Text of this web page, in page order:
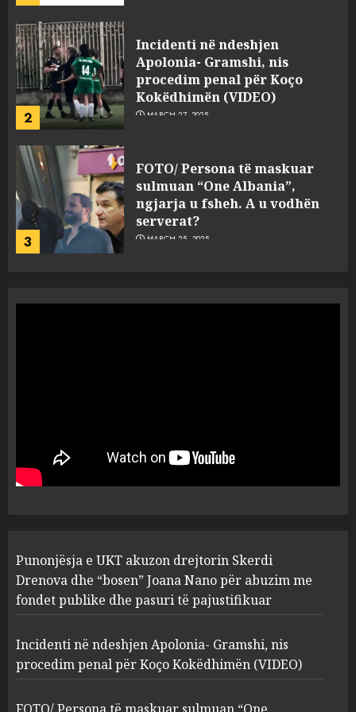
3
FOTO/ Persona të maskuar
sulmuan “One Albania”,
ngjarja u fsheh. A u vodhën
serverat?
MARCH 25, 2025
4
Prokuroria jep pretencën, ja
çfarë dënimi kërkon për
Mariela dhe Antonela
Berishën
MARCH 25, 2025
1
“bosen” Joana Nano për
abuzim me fondet publike dhe
pasuri të pajustifikuar
2
Apolonia- Gramshi, nis
procedim penal për Koço
Kokëdhimën (VIDEO)
MARCH 27, 2025
FOTO/ Persona të maskuar
sulmuan “One Albania”,
ngjarja u fsheh. A u vodhën
Punonjësja e UKT akuzon drejtorin Skerdi
Drenova dhe “bosen” Joana Nano për abuzim me
fondet publike dhe pasuri të pajustifikuar
Incidenti në ndeshjen Apolonia- Gramshi, nis
procedim penal për Koço Kokëdhimën (VIDEO)
FOTO/ Persona të maskuar sulmuan “One